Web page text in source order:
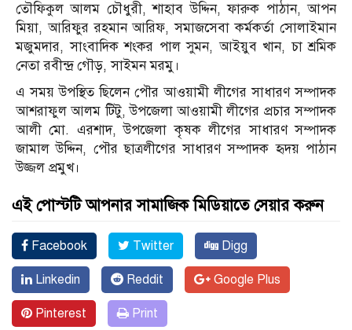
তৌফিকুল আলম চৌধুরী, শাহাব উদ্দিন, ফারুক পাঠান, আপন
মিয়া, আরিফুর রহমান আরিফ, সমাজসেবা কর্মকর্তা সোলাইমান
মজুমদার, সাংবাদিক শংকর পাল সুমন, আইয়ুব খান, চা শ্রমিক
নেতা রবীন্দ্র গৌড়, সাইমন মরমু।
এ সময় উপস্থিত ছিলেন পৌর আওয়ামী লীগের সাধারণ সম্পাদক
আশরাফুল আলম টিটু, উপজেলা আওয়ামী লীগের প্রচার সম্পাদক
আলী মো. এরশাদ, উপজেলা কৃষক লীগের সাধারণ সম্পাদক
জামাল উদ্দিন, পৌর ছাত্রলীগের সাধারণ সম্পাদক হৃদয় পাঠান
উজ্জল প্রমুখ।
এই পোস্টটি আপনার সামাজিক মিডিয়াতে সেয়ার করুন
Facebook Twitter Digg
Linkedin Reddit Google Plus
Pinterest Print